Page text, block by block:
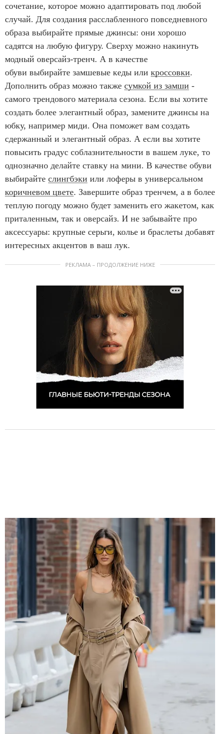
сочетание, которое можно адаптировать под любой
случай. Для создания расслабленного повседневного
образа выбирайте прямые джинсы: они хорошо
садятся на любую фигуру. Сверху можно накинуть
модный оверсайз-тренч. А в качестве
обуви выбирайте замшевые кеды или кроссовки.
Дополнить образ можно также сумкой из замши -
самого трендового материала сезона. Если вы хотите
создать более элегантный образ, замените джинсы на
юбку, например миди. Она поможет вам создать
сдержанный и элегантный образ. А если вы хотите
повысить градус соблазнительности в вашем луке, то
однозначно делайте ставку на мини. В качестве обуви
выбирайте слингбэки или лоферы в универсальном
коричневом цвете. Завершите образ тренчем, а в более
теплую погоду можно будет заменить его жакетом, как
приталенным, так и оверсайз. И не забывайте про
аксессуары: крупные серьги, колье и браслеты добавят
интересных акцентов в ваш лук.
РЕКЛАМА – ПРОДОЛЖЕНИЕ НИЖЕ